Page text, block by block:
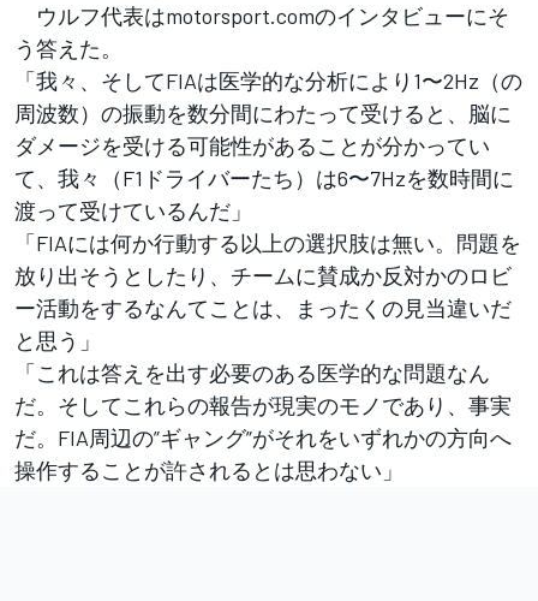
ウルフ代表はmotorsport.comのインタビューにそ
う答えた。
「我々、そしてFIAは医学的な分析により1〜2Hz（の
周波数）の振動を数分間にわたって受けると、脳に
ダメージを受ける可能性があることが分かってい
て、我々（F1ドライバーたち）は6〜7Hzを数時間に
渡って受けているんだ」
「FIAには何か行動する以上の選択肢は無い。問題を
放り出そうとしたり、チームに賛成か反対かのロビ
ー活動をするなんてことは、まったくの見当違いだ
と思う」
「これは答えを出す必要のある医学的な問題なん
だ。そしてこれらの報告が現実のモノであり、事実
だ。FIA周辺の”ギャング”がそれをいずれかの方向へ
操作することが許されるとは思わない」